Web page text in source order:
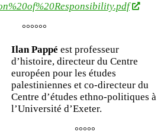
°°°°°°
Ilan Pappé est professeur
d’histoire, directeur du Centre
européen pour les études
palestiniennes et co-directeur du
Centre d’études ethno-politiques à
l’Université d’Exeter.
°°°°°